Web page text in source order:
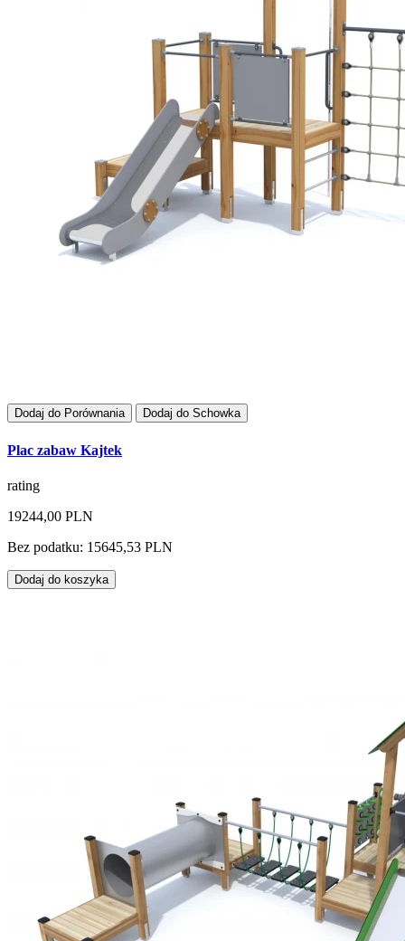
Dodaj do Porównania Dodaj do Schowka
Plac zabaw Kajtek
rating
19244,00 PLN
Bez podatku: 15645,53 PLN
Dodaj do koszyka